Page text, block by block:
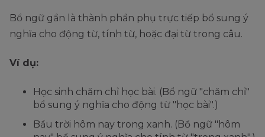
Bổ ngữ gần là thành phần phụ trực tiếp bổ sung ý
nghĩa cho động từ, tính từ, hoặc đại từ trong câu.
Ví dụ:
Học sinh chăm chỉ học bài. (Bổ ngữ "chăm chỉ"
bổ sung ý nghĩa cho động từ "học bài".)
Bầu trời hôm nay trong xanh. (Bổ ngữ "hôm